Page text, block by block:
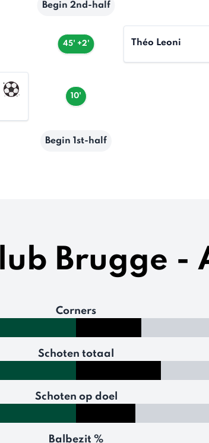
Begin 2nd-half
45' +2' Théo Leoni
10'
Begin 1st-half
Brugge -
Corners
Schoten totaal
Schoten op doel
Balbezit %